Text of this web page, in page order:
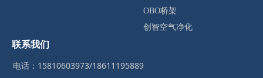
OBO桥架
创智空气净化
联系我们
电话：15810603973/18611195889